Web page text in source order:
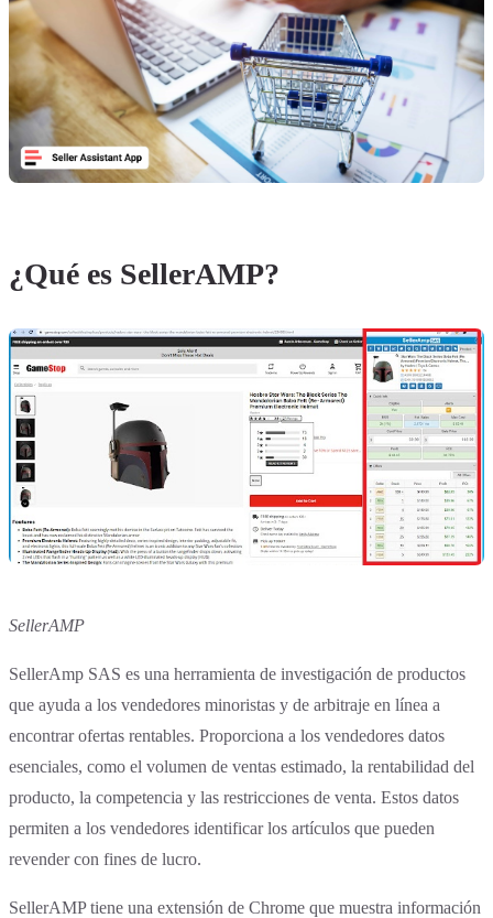
¿Qué es SellerAMP?
SellerAMP
SellerAmp SAS es una herramienta de investigación de productos
que ayuda a los vendedores minoristas y de arbitraje en línea a
encontrar ofertas rentables. Proporciona a los vendedores datos
esenciales, como el volumen de ventas estimado, la rentabilidad del
producto, la competencia y las restricciones de venta. Estos datos
permiten a los vendedores identificar los artículos que pueden
revender con fines de lucro.
SellerAMP tiene una extensión de Chrome que muestra información